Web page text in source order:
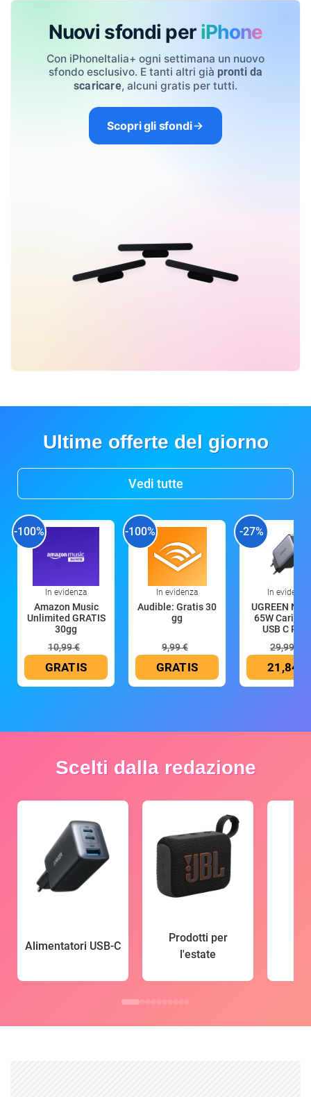
Nuovi sfondi per iPhone
Con iPhoneItalia+ ogni settimana un nuovo
sfondo esclusivo. E tanti altri già pronti da
scaricare, alcuni gratis per tutti.
Scopri gli sfondi
Ultime offerte del giorno
Vedi tutte
-100%
In evidenza
Amazon Music
Unlimited GRATIS
30gg
10,99 €
GRATIS
-100%
In evidenza
Audible: Gratis 30
gg
9,99 €
GRATIS
-27%
In evidenza
UGREEN
65W
USB C
29,99 €
21,84 €
Scelti dalla redazione
Alimentatori USB-C
Prodotti per
l'estate